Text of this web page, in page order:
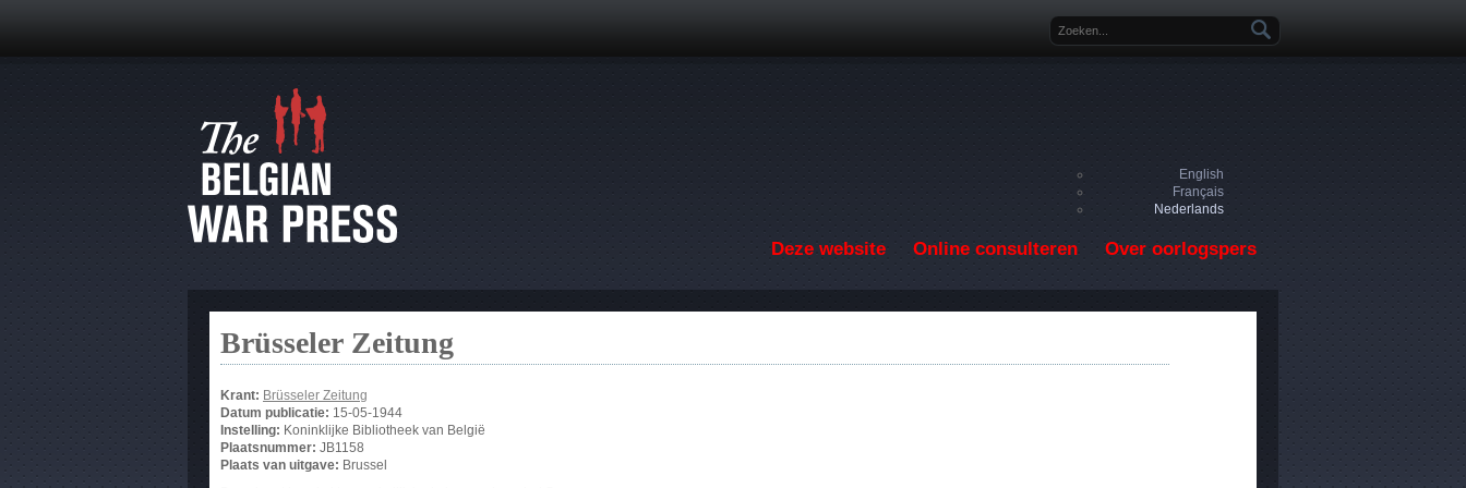
Zoekveld
English
Français
Nederlands
Deze website Online consulteren Over oorlogspers
Brüsseler Zeitung
Krant: Brüsseler Zeitung
Datum publicatie: 15-05-1944
Instelling: Koninklijke Bibliotheek van België
Plaatsnummer: JB1158
Plaats van uitgave: Brussel